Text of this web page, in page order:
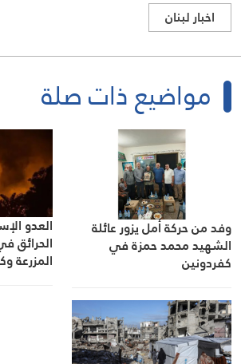
اخبار لبنان
مواضيع ذات صلة
وفد من حركة أمل يزور عائلة
الشهيد محمد حمزة في
كفردونين
العدو
الحرائق
المزرعة